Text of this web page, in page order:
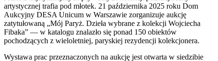
artystycznej trafia pod młotek. 21 października 2025 roku Dom
Aukcyjny DESA Unicum w Warszawie zorganizuje aukcję
zatytułowaną „Mój Paryż. Dzieła wybrane z kolekcji Wojciecha
Fibaka” — w katalogu znalazło się ponad 150 obiektów
pochodzących z wieloletniej, paryskiej rezydencji kolekcjonera.
Wystawa prac przeznaczonych na aukcję jest otwarta w siedzibie